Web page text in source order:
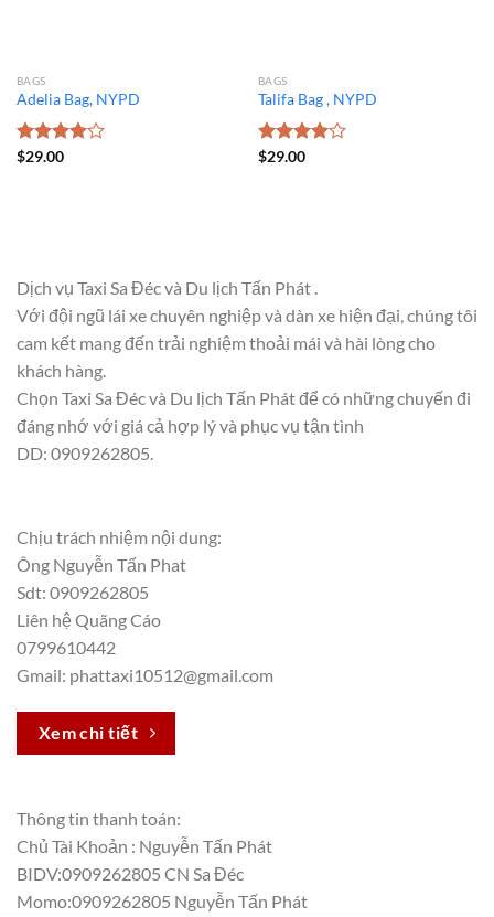
BAGS
Adelia Bag, NYPD
Được
$29.00
BAGS
Talifa Bag , NYPD
Được
$29.00
Dịch vụ Taxi Sa Đéc và Du lịch Tấn Phát .
Với đội ngũ lái xe chuyên nghiệp và dàn xe hiện đại, chúng tôi
cam kết mang đến trải nghiệm thoải mái và hài lòng cho
khách hàng.
Chọn Taxi Sa Đéc và Du lịch Tấn Phát để có những chuyến đi
đáng nhớ với giá cả hợp lý và phục vụ tận tình
DD: 0909262805.
Chịu trách nhiệm nội dung:
Ông Nguyễn Tấn Phat
Sdt: 0909262805
Liên hệ Quãng Cáo
0799610442
Gmail: phattaxi10512@gmail.com
Xem chi tiết
Thông tin thanh toán:
Chủ Tài Khoản : Nguyễn Tấn Phát
BIDV:0909262805 CN Sa Đéc
Momo:0909262805 Nguyễn Tấn Phát